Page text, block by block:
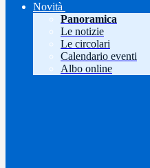
Novità
Panoramica
Le notizie
Le circolari
Calendario eventi
Albo online